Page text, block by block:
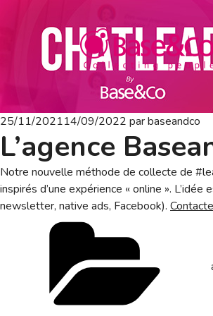
Publié
le
25/11/202114/09/2022 parbaseandco
L’agence
Notre nouvelle méthode de collecte de
inspirés d’une expérience « online ».
newsletter, native ads, Facebook).